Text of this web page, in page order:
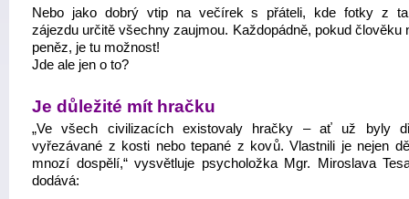
Nebo jako dobrý vtip na večírek s přáteli, kde fotky z
zájezdu určitě všechny zaujmou. Každopádně, pokud člověku
peněz, je tu možnost!
Jde ale jen o to?
Je důležité mít hračku
„Ve všech civilizacích existovaly hračky – ať už byly
vyřezávané z kosti nebo tepané z kovů. Vlastnili je nejen
mnozí dospělí,“ vysvětluje psycholožka Mgr. Miroslava
dodává: